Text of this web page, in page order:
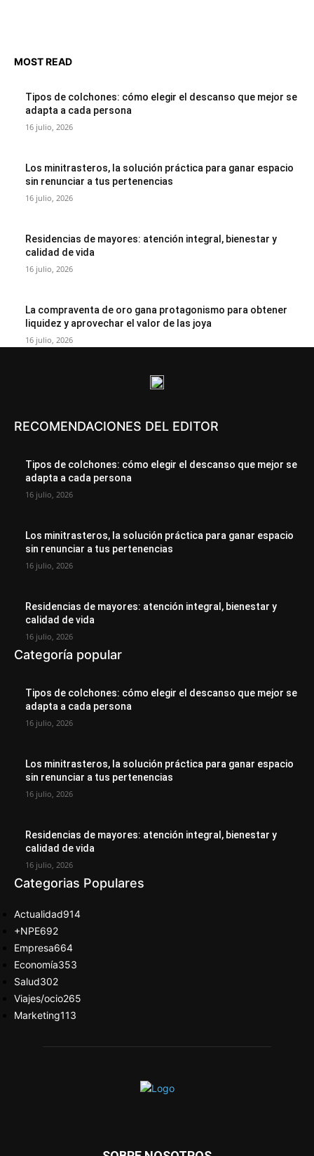
MOST READ
Tipos de colchones: cómo elegir el descanso que mejor se
adapta a cada persona
16 julio, 2026
Los minitrasteros, la solución práctica para ganar espacio
sin renunciar a tus pertenencias
16 julio, 2026
Residencias de mayores: atención integral, bienestar y
calidad de vida
16 julio, 2026
La compraventa de oro gana protagonismo para obtener
liquidez y aprovechar el valor de las joya
16 julio, 2026
RECOMENDACIONES DEL EDITOR
Tipos de colchones: cómo elegir el descanso que mejor se
adapta a cada persona
16 julio, 2026
Los minitrasteros, la solución práctica para ganar espacio
sin renunciar a tus pertenencias
16 julio, 2026
Residencias de mayores: atención integral, bienestar y
calidad de vida
16 julio, 2026
Categoría popular
Tipos de colchones: cómo elegir el descanso que mejor se
adapta a cada persona
16 julio, 2026
Los minitrasteros, la solución práctica para ganar espacio
sin renunciar a tus pertenencias
16 julio, 2026
Residencias de mayores: atención integral, bienestar y
calidad de vida
16 julio, 2026
Categorias Populares
Actualidad914
+NPE692
Empresa664
Economía353
Salud302
Viajes/ocio265
Marketing113